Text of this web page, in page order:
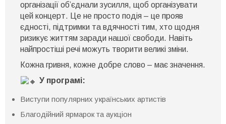
організації об’єднали зусилля, щоб організувати
цей концерт. Це не просто подія – це прояв
єдності, підтримки та вдячності тим, хто щодня
ризикує життям заради нашої свободи. Навіть
найпростіші речі можуть творити великі зміни.
Кожна гривня, кожне добре слово – має значення.
У програмі:
Виступи популярних українських артистів
Благодійний ярмарок та аукціон